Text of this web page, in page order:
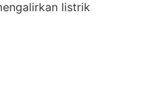
listrik